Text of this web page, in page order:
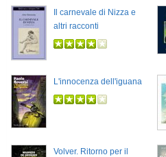
Il carnevale di Nizza e
altri racconti
L'innocenza dell'iguana
Volver. Ritorno per il